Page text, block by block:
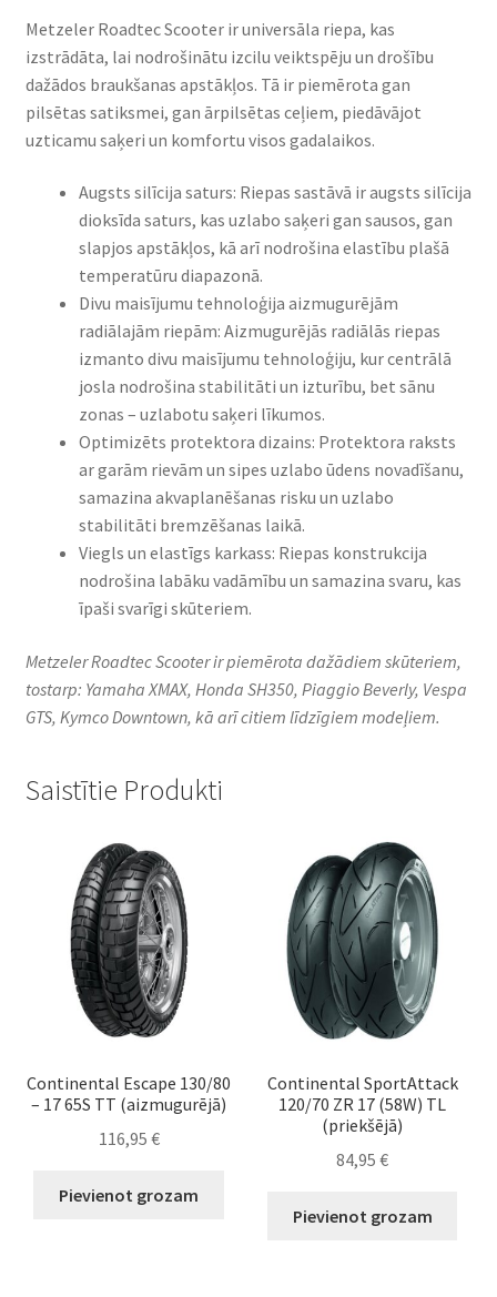
Metzeler Roadtec Scooter ir universāla riepa, kas
izstrādāta, lai nodrošinātu izcilu veiktspēju un drošību
dažādos braukšanas apstākļos. Tā ir piemērota gan
pilsētas satiksmei, gan ārpilsētas ceļiem, piedāvājot
uzticamu saķeri un komfortu visos gadalaikos.
Augsts silīcija saturs: Riepas sastāvā ir augsts silīcija
dioksīda saturs, kas uzlabo saķeri gan sausos, gan
slapjos apstākļos, kā arī nodrošina elastību plašā
temperatūru diapazonā.
Divu maisījumu tehnoloģija aizmugurējām
radiālajām riepām: Aizmugurējās radiālās riepas
izmanto divu maisījumu tehnoloģiju, kur centrālā
josla nodrošina stabilitāti un izturību, bet sānu
zonas – uzlabotu saķeri līkumos.
Optimizēts protektora dizains: Protektora raksts
ar garām rievām un sipes uzlabo ūdens novadīšanu,
samazina akvaplanēšanas risku un uzlabo
stabilitāti bremzēšanas laikā.
Viegls un elastīgs karkass: Riepas konstrukcija
nodrošina labāku vadāmību un samazina svaru, kas
īpaši svarīgi skūteriem.
Metzeler Roadtec Scooter ir piemērota dažādiem skūteriem,
tostarp: Yamaha XMAX, Honda SH350, Piaggio Beverly, Vespa
GTS, Kymco Downtown, kā arī citiem līdzīgiem modeļiem.
Saistītie Produkti
Continental Escape 130/80
– 17 65S TT (aizmugurējā)
116,95 €
Pievienot grozam
Continental SportAttack
120/70 ZR 17 (58W) TL
(priekšējā)
84,95€
Pievienot grozam